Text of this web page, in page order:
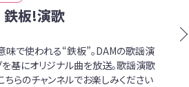
鉄板!演歌
味で使われる“鉄板”。DAMの歌謡演
基にオリジナル曲を放送。歌謡演歌
らのチャンネルでお楽しみください